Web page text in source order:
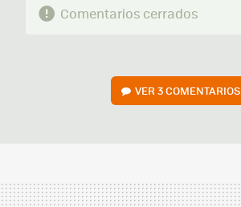
Comentarios cerrados
VER3 COMENTARIOS